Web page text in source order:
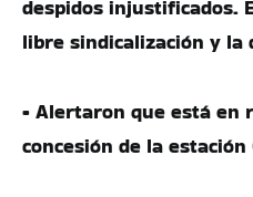
despidos injustificados.
libre sindicalización y la
• Alertaron que está en
concesión de la